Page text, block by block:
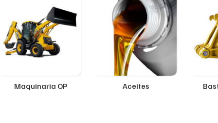
Maquinaria OP Aceites